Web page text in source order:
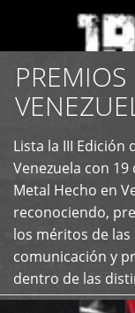
Lista la III Edición
Venezuela con
Metal Hecho en
reconociendo,
los méritos de
comunicación y
dentro de las